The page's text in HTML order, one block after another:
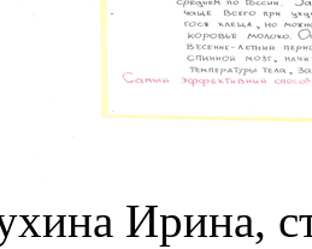
Ирина,